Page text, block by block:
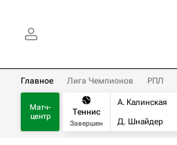
Главное Лига Чемпионов РПЛ
Матч-
центр
Теннис
Завершен
А. Калинская
Д. Шнайдер